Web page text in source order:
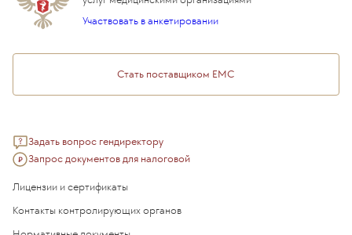
Подарочный сертификат EMC
Стать поставщиком ЕМС
Задать вопрос гендиректору
Запрос документов для налоговой
Участвовать в анкетировании
Лицензии и сертификаты
Контакты контролирующих органов